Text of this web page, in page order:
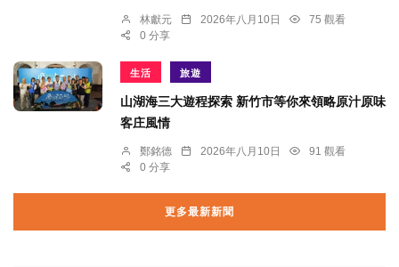
林獻元 2026年八月10日
75 觀看
0 分享
生活 旅遊
山湖海三大遊程探索 新竹市等你來領略原汁原味
客庄風情
鄭銘德 2026年八月10日
91 觀看
0 分享
更多最新新聞